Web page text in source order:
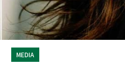
MEDIA